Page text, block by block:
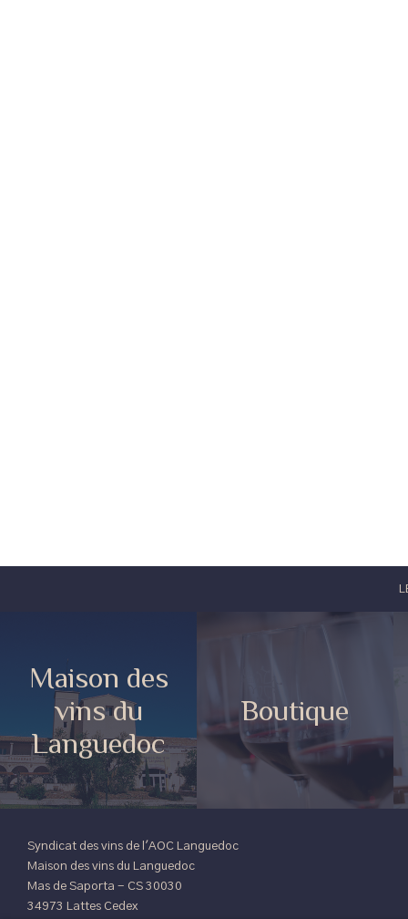
Maison des
vins du
Languedoc
Boutique
Syndicat des vins de l'AOC Languedoc
Maison des vins du Languedoc
Mas de Saporta - CS 30030
34973 Lattes Cedex